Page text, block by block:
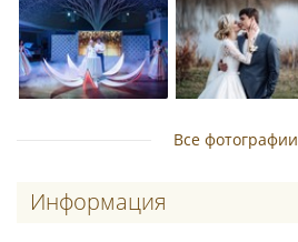
Информация
Все фотографии